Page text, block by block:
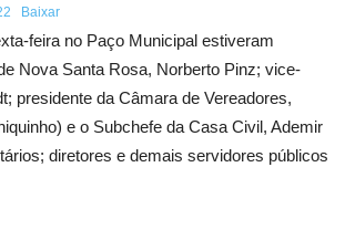
Baixar
feira no Paço Municipal estiveram
Nova Santa Rosa, Norberto Pinz; vice-
presidente da Câmara de Vereadores,
e o Subchefe da Casa Civil, Ademir
diretores e demais servidores públicos